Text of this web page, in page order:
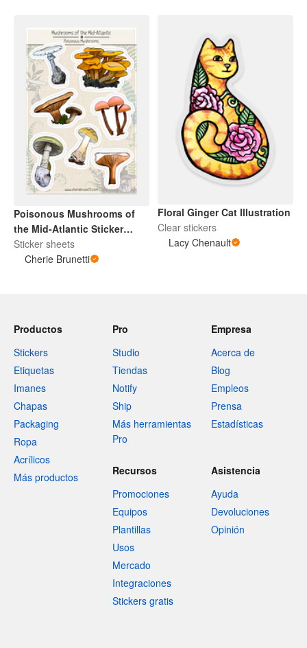
Poisonous Mushrooms of
the Mid-Atlantic Sticker
Sheet
Sticker sheets
Cherie Brunetti
Floral Ginger Cat Illustration
Clear stickers
Lacy Chenault
Productos
Stickers
Etiquetas
Imanes
Chapas
Packaging
Ropa
Acrílicos
Más productos
Pro
Studio
Tiendas
Notify
Ship
Más herramientas
Pro
Empresa
Acerca de
Blog
Empleos
Prensa
Estadísticas
Recursos
Promociones
Equipos
Plantillas
Usos
Mercado
Integraciones
Stickers gratis
Asistencia
Ayuda
Devoluciones
Opinión